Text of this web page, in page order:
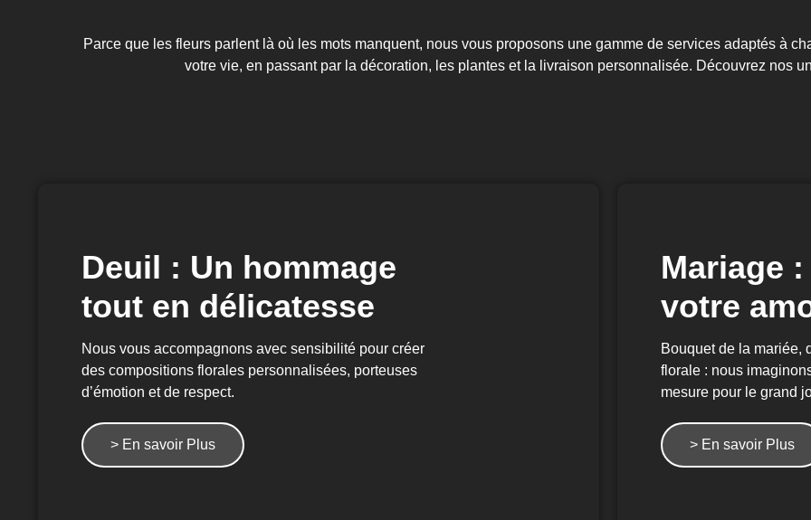
Parce que les fleurs parlent là où les mots manquent, nous vous proposons une gamme de services adaptés à
votre vie, en passant par la décoration, les plantes et la livraison personnalisée. Découvrez nos
Deuil : Un hommage
tout en délicatesse
Nous vous accompagnons avec sensibilité pour créer
des compositions florales personnalisées, porteuses
d’émotion et de respect.
> En savoir Plus
Mariage
votre
Bouquet de la mariée,
florale : nous
mesure pour le grand
> En savoir Plus